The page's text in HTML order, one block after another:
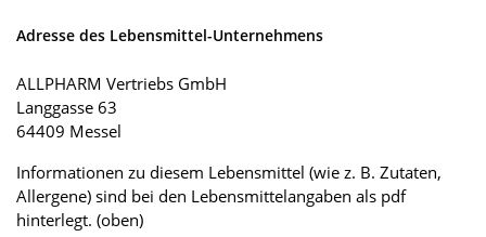
Adresse des Lebensmittel-Unternehmens
ALLPHARM Vertriebs GmbH
Langgasse 63
64409 Messel
Informationen zu diesem Lebensmittel (wie z. B. Zutaten,
Allergene) sind bei den Lebensmittelangaben als pdf
hinterlegt. (oben)